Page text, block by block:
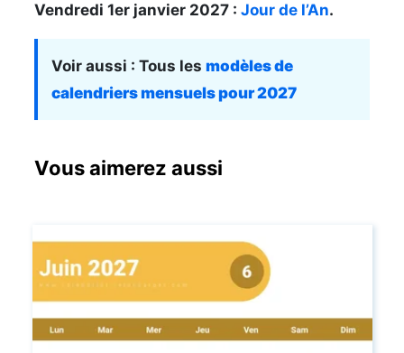
Vendredi 1er janvier 2027 :Jour de l’An.
Voir aussi : Tous lesmodèles de
calendriers mensuels pour 2027
Vous aimerez aussi